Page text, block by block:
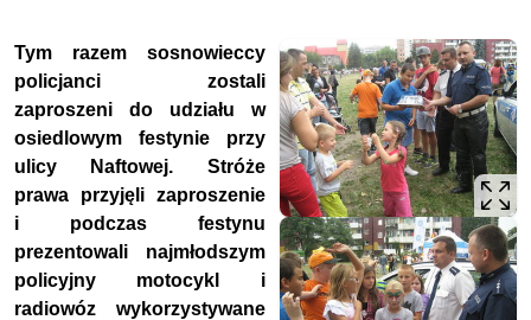
Tym razem sosnowieccy
policjanci zostali
zaproszeni do udziału w
osiedlowym festynie przy
ulicy Naftowej. Stróże
prawa przyjęli zaproszenie
i podczas festynu
prezentowali najmłodszym
policyjny motocykl i
radiowóz wykorzystywane